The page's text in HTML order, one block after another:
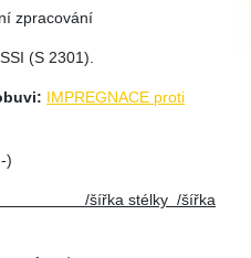
zpracování
(S 2301).
IMPREGNACE proti
)
mm: /šířka stélky /šířka